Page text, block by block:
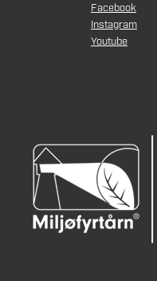
Facebook
Instagram
Youtube